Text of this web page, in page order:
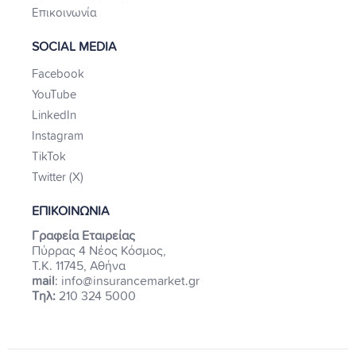
Επικοινωνία
SOCIAL MEDIA
Facebook
YouTube
LinkedIn
Instagram
TikTok
Twitter (X)
ΕΠΙΚΟΙΝΩΝΙΑ
Γραφεία Εταιρείας
Πύρρας 4 Νέος Κόσμος,
Τ.Κ. 11745, Αθήνα
mail: info@insurancemarket.gr
Τηλ: 210 324 5000